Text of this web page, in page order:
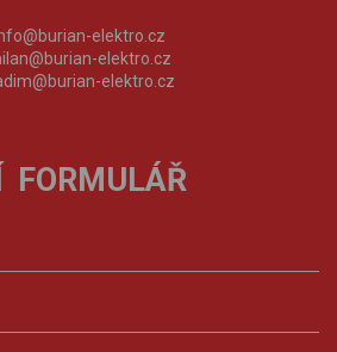
elektro.cz
elektro.cz
elektro.cz
FORMULÁŘ